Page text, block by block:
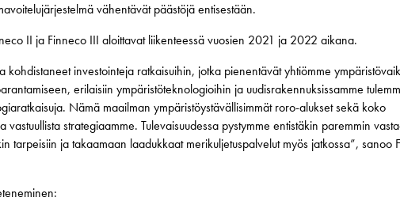
vähentävät päästöjä entisestään.
II ja Finneco III aloittavat liikenteessä vuosien 2021 ja 2022 aikana.
kohdistaneet investointeja ratkaisuihin, jotka pienentävät yhtiömme
erilaisiin ympäristöteknologioihin ja uudisrakennuksissamme
Nämä maailman ympäristöystävällisimmät roro-alukset sekä koko
vastuullista strategiaamme. Tulevaisuudessa pystymme entistäkin paremmin
tarpeisiin ja takaamaan laadukkaat merikuljetuspalvelut myös jatkossa”, sanoo